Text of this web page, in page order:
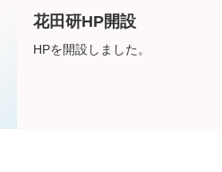
花田研HP開設
HPを開設しました。